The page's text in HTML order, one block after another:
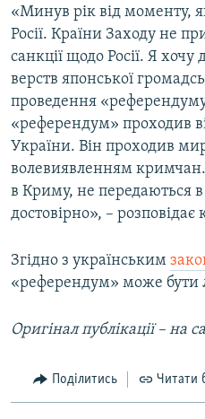
«Минув рік від моменту,
Росії. Країни Заходу не
санкції щодо Росії. Я
верств японської
проведення
«референдум» проходив
України. Він проходив
волевиявленням
в Криму, не передаються
достовірно», –
Згідно з українським
«референдум» може бути
Оригінал публікації – на
Поділитись Читати